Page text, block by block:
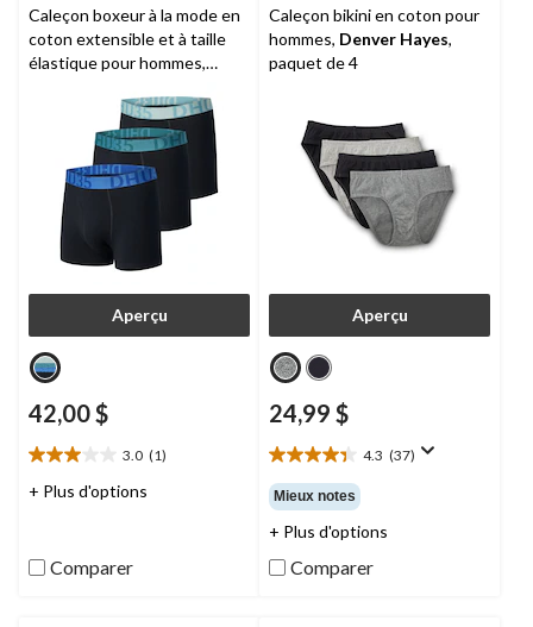
Caleçon boxeur à la mode en
coton extensible et à taille
élastique pour hommes,
Aperçu
42,00 $
3.0 (1)
3.0
étoile(s)
1
évaluation
+ Plus d'options
Comparer
Caleçon bikini en coton pour
hommes, Denver Hayes,
paquet de 4
Aperçu
24,99 $
4.3 (37)
4.3
étoile(s)
sur
5.
37
évaluations
Mieux notes
+ Plus d'options
Comparer